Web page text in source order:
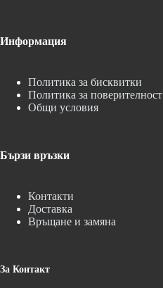
Информация
Политика за бисквитки
Политика за поверителност
Общи условия
Бързи връзки
Контакти
Доставка
Връщане и замяна
За Контакт